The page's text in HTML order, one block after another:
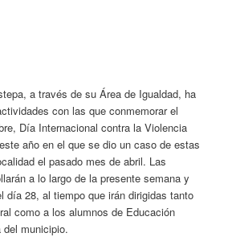
a través de su Área de Igualdad, ha
con las que conmemorar el
Día Internacional contra la Violencia
año en el que se dio un caso de estas
el pasado mes de abril. Las
a lo largo de la presente semana y
día 28, al tiempo que irán dirigidas tanto
como a los alumnos de Educación
del municipio.